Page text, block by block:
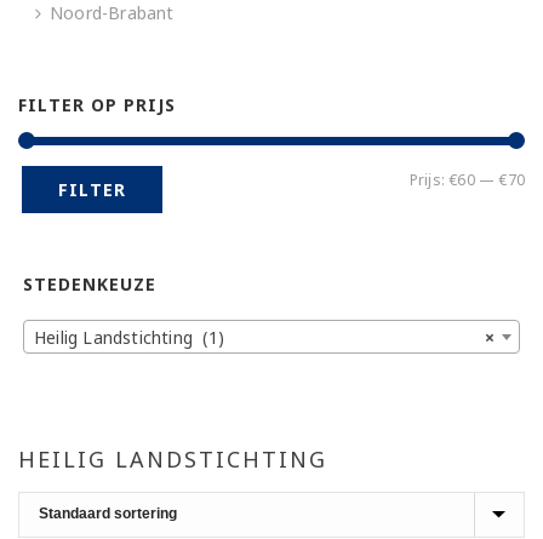
HEILIG LANDSTICHTING
Noord-Brabant
FILTER OP PRIJS
FILTER Prijs:€60—€70
STEDENKEUZE
×
Heilig Landstichting (1)